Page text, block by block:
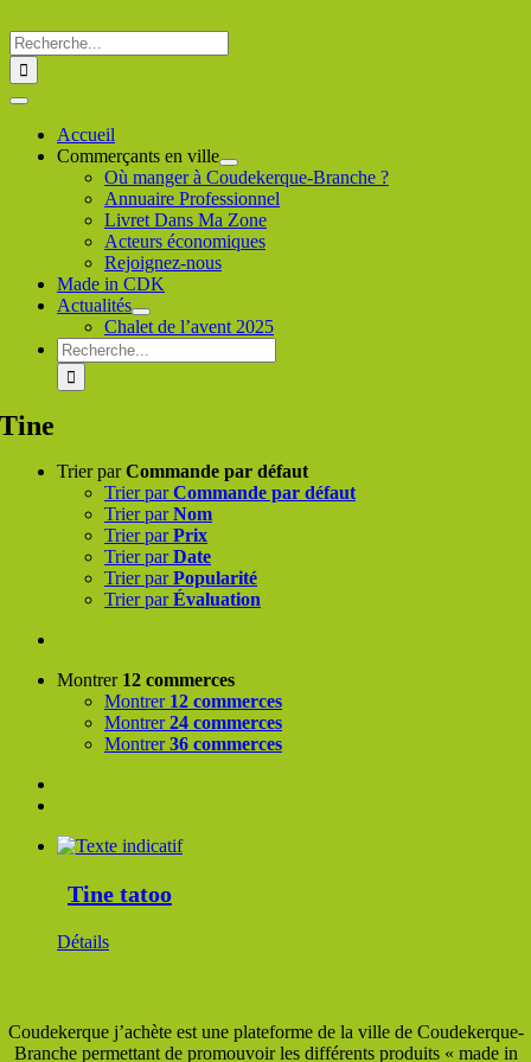
au
contenu
Rechercher
:
Toggle
NavigationAccueil
Commerçants en ville
Où manger à Coudekerque-Branche ?
Annuaire Professionnel
Livret Dans Ma Zone
Acteurs économiques
Rejoignez-nous
Made in CDK
Actualités
Chalet de l’avent 2025
Rechercher
:
Tine
Trier parCommande par défaut
Trier parCommande par défaut
Trier parNom
Trier parPrix
Trier parDate
Trier parPopularité
Trier parÉvaluation
Montrer 12 commerces
Montrer 12 commerces
Montrer24 commerces
Montrer36 commerces
Tine tatoo
Détails
Coudekerque j’achète est une plateforme de la ville de Coudekerque-
Branche permettant de promouvoir les différents produits « made in